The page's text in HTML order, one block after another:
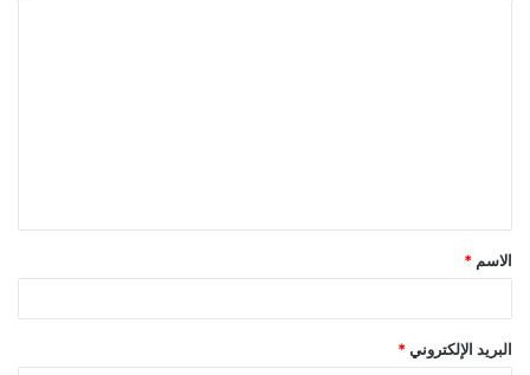
ق
*
الاسم *
البريد الإلكتروني *